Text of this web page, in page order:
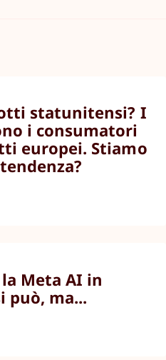
statunitensi? I
i consumatori
europei. Stiamo
Meta AI in
può, ma...